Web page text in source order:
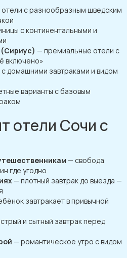
с разнообразным шведским
с континентальными и
— премиальные отели с
включено»
домашними завтраками и видом
варианты с базовым
отели Сочи с
— свобода
где угодно
— плотный завтрак до выезда —
завтракает в привычной
и сытный завтрак перед
— романтическое утро с видом